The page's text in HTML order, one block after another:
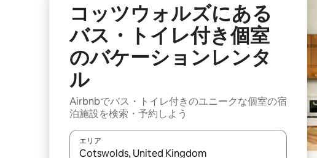
コッツウォルズにある
バス・トイレ付き個室
のバケーションレンタ
ル
Airbnbでバス・トイレ付きのユニークな個室の宿
泊施設を検索・予約しよう
エリア
検索結果が表示されたら、上下の矢印キーを使って移動する